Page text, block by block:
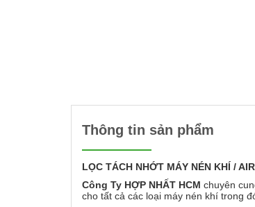
Thông tin sản phẩm
LỌC TÁCH NHỚT MÁY NÉN KHÍ /
Công Ty HỢP NHẤT HCM chuyên
cho tất cả các loại máy nén khí trong